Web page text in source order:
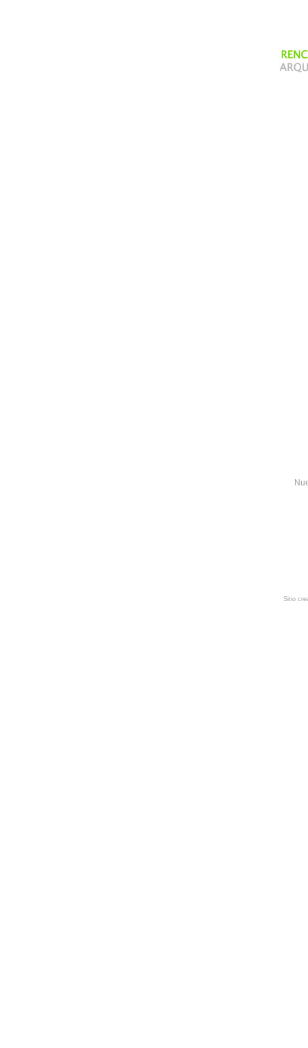
Sitio